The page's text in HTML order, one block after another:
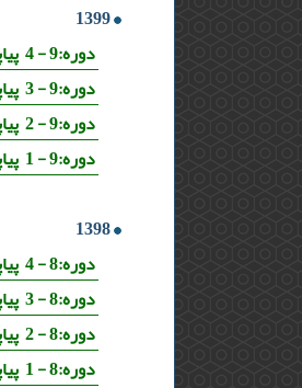
1399
دوره:9 - 4 پیاپی:36
دوره:9 - 3 پیاپی:35
دوره:9 - 2 پیاپی:34
دوره:9 - 1 پیاپی:33
1398
دوره:8 - 4 پیاپی:32
دوره:8 - 3 پیاپی:31
دوره:8 - 2 پیاپی:30
دوره:8 - 1 پیاپی:29